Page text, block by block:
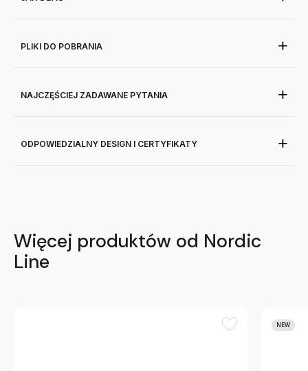
PLIKI DO POBRANIA
NAJCZĘŚCIEJ ZADAWANE PYTANIA
ODPOWIEDZIALNY DESIGN I CERTYFIKATY
Więcej produktów od Nordic
Line
NEW